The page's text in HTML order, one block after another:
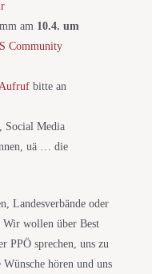
am 10.4. um
Community
bitte an
Social Media
uä … die
Landesverbände oder
. Wir wollen über Best
PPÖ sprechen, uns zu
hören und uns